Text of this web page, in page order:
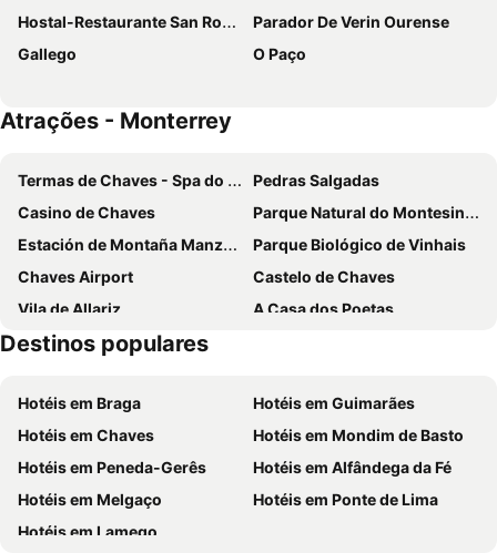
Hostal-Restaurante San Roque
Parador De Verin Ourense
Gallego
O Paço
Atrações - Monterrey
Termas de Chaves - Spa do Imperador
Pedras Salgadas
Casino de Chaves
Parque Natural do Montesinho
Estación de Montaña Manzaneda
Parque Biológico de Vinhais
Chaves Airport
Castelo de Chaves
Vila de Allariz
A Casa dos Poetas
Casa Grande de Trives
Destinos populares
Hotéis em Braga
Hotéis em Guimarães
Hotéis em Chaves
Hotéis em Mondim de Basto
Hotéis em Peneda-Gerês
Hotéis em Alfândega da Fé
Hotéis em Melgaço
Hotéis em Ponte de Lima
Hotéis em Lamego